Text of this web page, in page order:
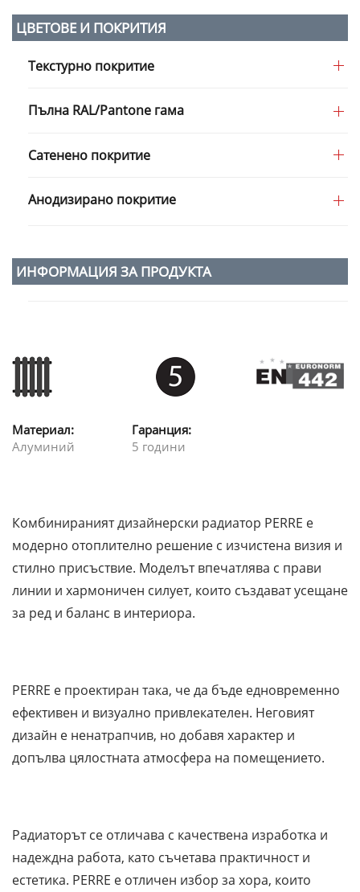
ЦВЕТОВЕ И ПОКРИТИЯ
Текстурно покритие
Пълна RAL/Pantone гама
Сатенено покритие
Анодизирано покритие
ИНФОРМАЦИЯ ЗА ПРОДУКТА
Материал:
Алуминий
Гаранция:
5 години
Комбинираният дизайнерски радиатор PERRE е
модерно отоплително решение с изчистена визия и
стилно присъствие. Моделът впечатлява с прави
линии и хармоничен силует, които създават усещане
за ред и баланс в интериора.
PERRE е проектиран така, че да бъде едновременно
ефективен и визуално привлекателен. Неговият
дизайн е ненатрапчив, но добавя характер и
допълва цялостната атмосфера на помещението.
Радиаторът се отличава с качествена изработка и
надеждна работа, като съчетава практичност и
естетика. PERRE е отличен избор за хора, които